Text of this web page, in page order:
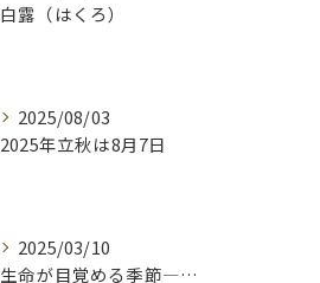
白露（はくろ）
2025/08/03
2025年立秋は8月7日
2025/03/10
生命が目覚める季節—啓蟄—